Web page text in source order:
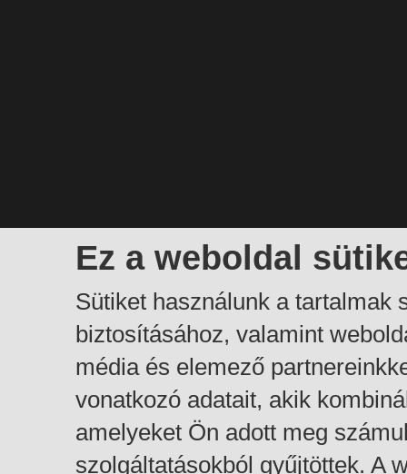
Ez a weboldal
Sütiket használunk a tartalmak
biztosításához, valamint
média és elemező
vonatkozó adatait, akik
amelyeket Ön adott meg
szolgáltatásokból gyűjtöttek. A